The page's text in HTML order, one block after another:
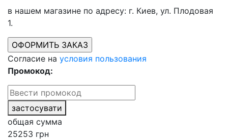
в нашем магазине по адресу: г. Киев, ул. Плодовая
1.
Согласие на условия пользования
Промокод:
застосувати
общая сумма
25253 грн